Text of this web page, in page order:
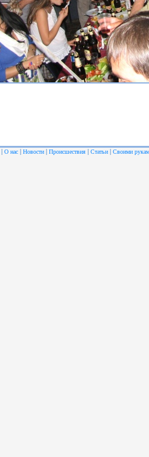
| О нас | Новости | Происшествия | Статьи | Своими